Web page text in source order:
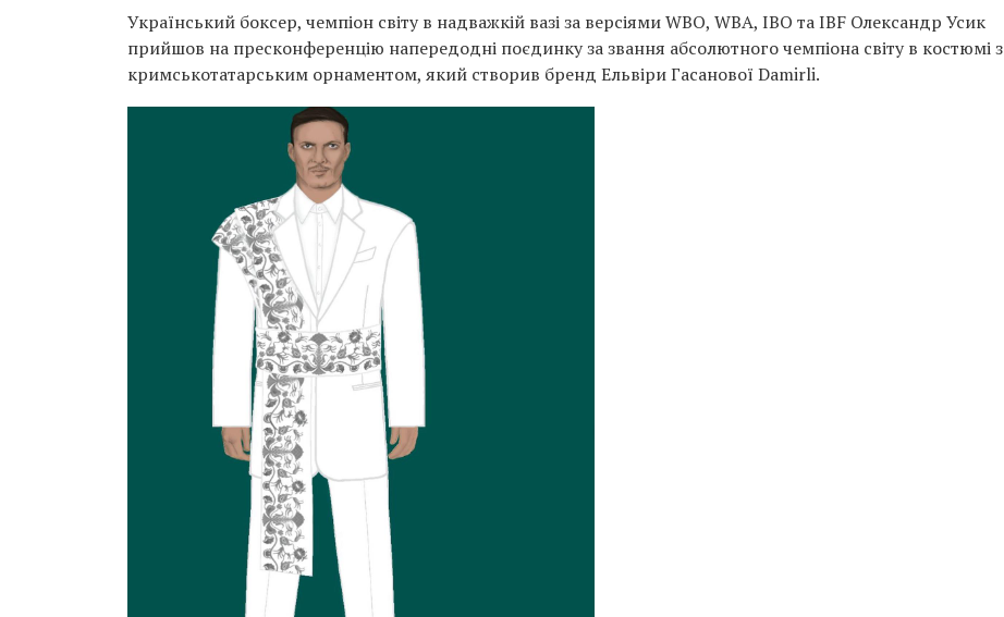
Український боксер, чемпіон світу в надважкій вазі за версіями WBO, WBA, IBO та IBF Олександр Усик
прийшов на пресконференцію напередодні поєдинку за звання абсолютного чемпіона світу в костюмі з
кримськотатарським орнаментом, який створив бренд Ельвіри Гасанової Damirli.